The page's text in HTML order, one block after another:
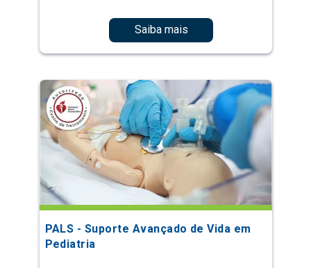
Saiba mais
PALS - Suporte Avançado de Vida em
Pediatria